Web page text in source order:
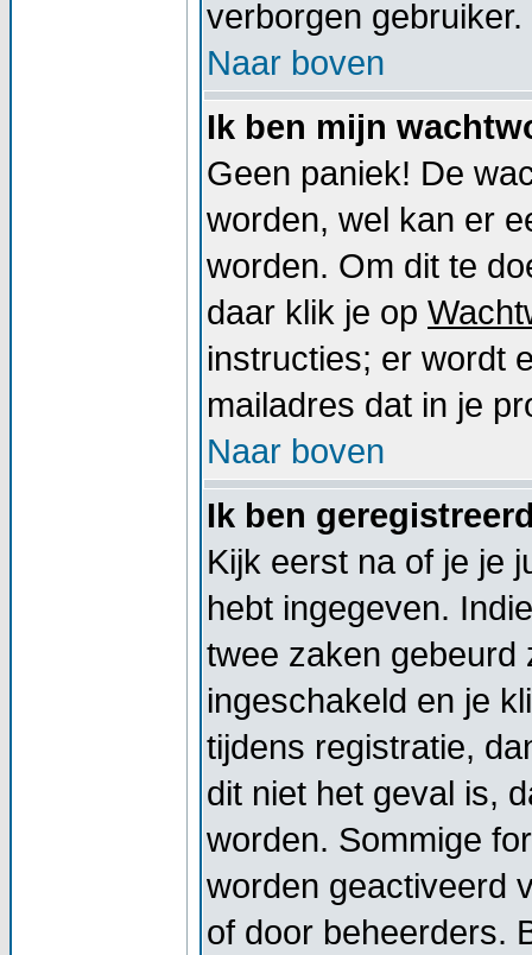
verborgen gebruiker.
Naar boven
Ik ben mijn
Geen paniek! De
worden, wel kan er
worden. Om dit te
daar klik je op
instructies; er wordt
mailadres dat in je
Naar boven
Ik ben
Kijk eerst na of je je
hebt ingegeven.
twee zaken gebeurd
ingeschakeld en je
tijdens registratie,
dit niet het geval is,
worden. Sommige
worden geactiveerd
of door beheerders.